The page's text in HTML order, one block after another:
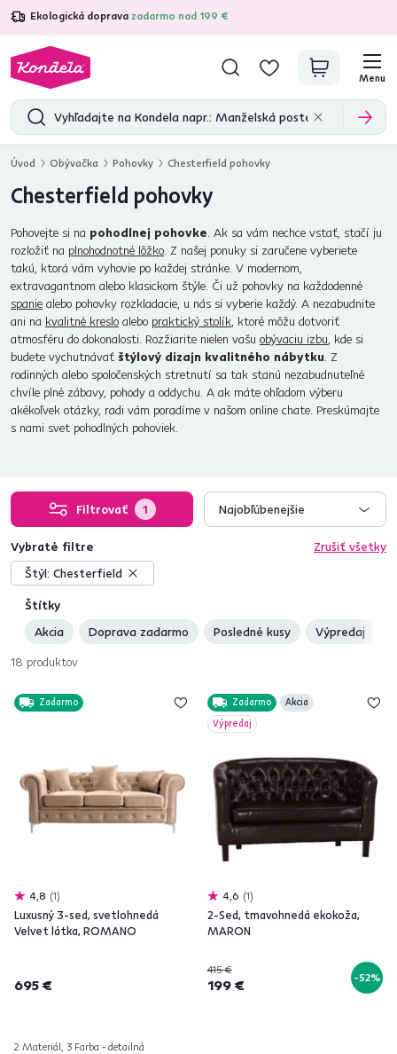
Ekologická doprava zadarmo nad 199 €
4,7 31 211overených produktových recenzií
Menu
Úvod Obývačka Pohovky Chesterfield pohovky
Chesterfield pohovky
Pohovejte si na pohodlnej pohovke. Ak sa vám nechce vstať, stačí ju
rozložiť na plnohodnotné lôžko. Z našej ponuky si zaručene vyberiete
takú, ktorá vám vyhovie po každej stránke. V modernom,
extravagantnom alebo klasickom štýle. Či už pohovky na každodenné
spanie alebo pohovky rozkladacie, u nás si vyberie každý. A nezabudnite
ani na kvalitné kreslo alebo praktický stolík, ktoré môžu dotvoriť
atmosféru do dokonalosti. Rozžiarite nielen vašu obývaciu izbu, kde si
budete vychutnávať štýlový dizajn kvalitného nábytku. Z
rodinných alebo spoločenských stretnutí sa tak stanú nezabudnuteľné
chvíle plné zábavy, pohody a oddychu. A ak máte ohľadom výberu
akékoľvek otázky, radi vám poradíme v našom online chate. Preskúmajte
s nami svet pohodlných pohoviek.
Filtrovať 1 Najobľúbenejšie
Štítky
Akcia
Doprava zadarmo Posledné kusy Výpredaj
Vybraté filtre
Zrušiť všetky
Štýl: Chesterfield
18 produktov
Zadarmo
4,8 1
Luxusný 3-sed, svetlohnedá
Velvet látka, ROMANO
695 €
2 Materiál, 3 Farba - detailná
Zadarmo
Akcia
Výpredaj
4,6 1
2-Sed, tmavohnedá ekokoža,
MARON
415 €
199 € -52%